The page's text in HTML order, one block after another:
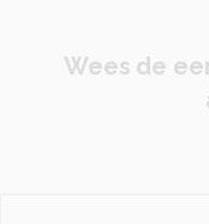
Wees de